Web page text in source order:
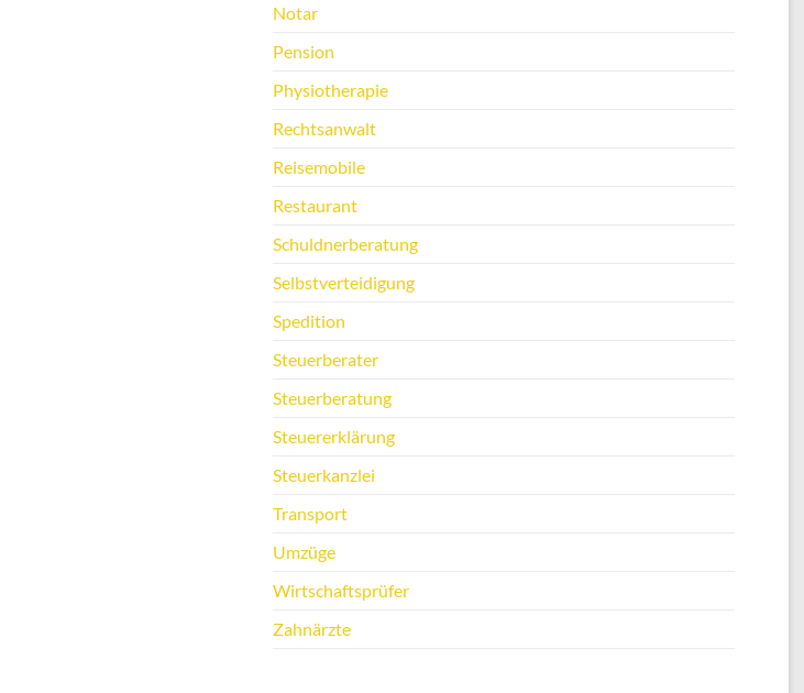
Notar
Pension
Physiotherapie
Rechtsanwalt
Reisemobile
Restaurant
Schuldnerberatung
Selbstverteidigung
Spedition
Steuerberater
Steuerberatung
Steuererklärung
Steuerkanzlei
Transport
Umzüge
Wirtschaftsprüfer
Zahnärzte